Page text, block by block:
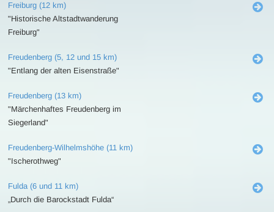
Freiburg (12 km)
"Historische Altstadtwanderung
Freiburg"
Freudenberg (5, 12 und 15 km)
"Entlang der alten Eisenstraße"
Freudenberg (13 km)
"Märchenhaftes Freudenberg im
Siegerland"
Freudenberg-Wilhelmshöhe (11 km)
"Ischerothweg"
Fulda (6 und 11 km)
„Durch die Barockstadt Fulda“